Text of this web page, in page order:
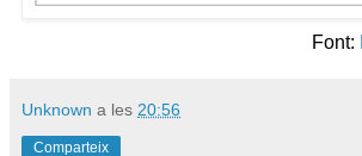
Font:
Unknown a les 20:56
Comparteix